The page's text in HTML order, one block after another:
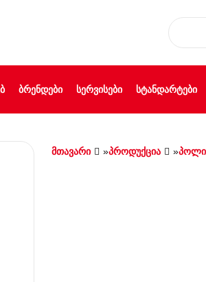
ᲑᲠᲔᲜᲓᲔᲑᲘ ᲡᲔᲠᲕᲘᲡᲔᲑᲘ ᲡᲢᲐᲜᲓᲐᲠᲢᲔᲑᲘ
მთავარი »პროდუქცია »